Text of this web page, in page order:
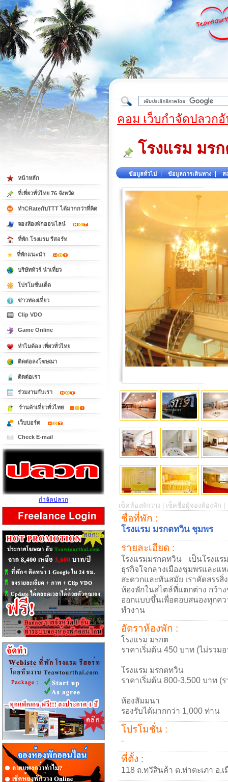
ต้
คอม เว็บกำจัดปลวก
โรงแรม มร
ข้อมูลทั่วไป ข้อมูลการเดินทาง ส
เช็คห้องพักว่าง | เช็คชื่อผู้จองห้องพัก |
ชื่อที่พัก :
โรงแรม มรกตทวิน ชุมพร
รายละเอียด :
โรงแรมมรกตทวิน เป็นโรงแ
ธุรกิจใจกลางเมืองชุมพรและ
สะดวกและทันสมัย เราคัดสรร
ห้องพักในสไตล์ที่แตกต่าง กว้า
ออกแบบขึ้นเพื่อตอบสนองทุกค
ทำงาน
อัตราห้องพัก :
โรงแรม มรกต
ราคาเริ่มต้น 450 บาท (ไม่รวมอ
โรงแรม มรกตทวิน
ราคาเริ่มต้น 800-3,500 บาท (
ห้องสัมมนา
รองรับได้มากกว่า 1,000 ท่าน
โปรโมชั่น :
-
ที่ตั้ง :
118 ถ.ทวีสินค้า ต.ท่าตะเภา อ.
หน้าหลัก
ที่เที่ยวทั่วไทย 76 จังหวัด
ทำCRateกับTTT ได้มากกว่าที่คิด
จองห้องพักออนไลน์
ที่พัก โรงแรม รีสอร์ท
ที่พักแนะนำ
บริษัททัวร์ นำเที่ยว
โปรโมชั่นเด็ด
ข่าวท่องเที่ยว
Clip VDO
Game Online
ทำไมต้อง เที่ยวทั่วไทย
ติดต่อลงโฆษณา
ติดต่อเรา
ร่วมงานกับเรา
ร้านค้าเที่ยวทั่วไทย
เว็บบอร์ด
Check E-mail
กำจัดปลวก